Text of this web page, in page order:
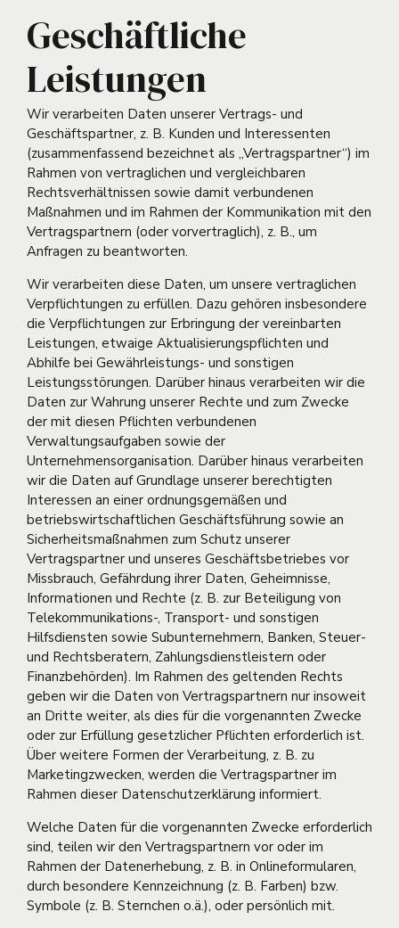
Geschäftliche
Leistungen
Wir verarbeiten Daten unserer Vertrags- und
Geschäftspartner, z. B. Kunden und Interessenten
(zusammenfassend bezeichnet als „Vertragspartner“) im
Rahmen von vertraglichen und vergleichbaren
Rechtsverhältnissen sowie damit verbundenen
Maßnahmen und im Rahmen der Kommunikation mit den
Vertragspartnern (oder vorvertraglich), z. B., um
Anfragen zu beantworten.
Wir verarbeiten diese Daten, um unsere vertraglichen
Verpflichtungen zu erfüllen. Dazu gehören insbesondere
die Verpflichtungen zur Erbringung der vereinbarten
Leistungen, etwaige Aktualisierungspflichten und
Abhilfe bei Gewährleistungs- und sonstigen
Leistungsstörungen. Darüber hinaus verarbeiten wir die
Daten zur Wahrung unserer Rechte und zum Zwecke
der mit diesen Pflichten verbundenen
Verwaltungsaufgaben sowie der
Unternehmensorganisation. Darüber hinaus verarbeiten
wir die Daten auf Grundlage unserer berechtigten
Interessen an einer ordnungsgemäßen und
betriebswirtschaftlichen Geschäftsführung sowie an
Sicherheitsmaßnahmen zum Schutz unserer
Vertragspartner und unseres Geschäftsbetriebes vor
Missbrauch, Gefährdung ihrer Daten, Geheimnisse,
Informationen und Rechte (z. B. zur Beteiligung von
Telekommunikations-, Transport- und sonstigen
Hilfsdiensten sowie Subunternehmern, Banken, Steuer-
und Rechtsberatern, Zahlungsdienstleistern oder
Finanzbehörden). Im Rahmen des geltenden Rechts
geben wir die Daten von Vertragspartnern nur insoweit
an Dritte weiter, als dies für die vorgenannten Zwecke
oder zur Erfüllung gesetzlicher Pflichten erforderlich ist.
Über weitere Formen der Verarbeitung, z. B. zu
Marketingzwecken, werden die Vertragspartner im
Rahmen dieser Datenschutzerklärung informiert.
Welche Daten für die vorgenannten Zwecke erforderlich
sind, teilen wir den Vertragspartnern vor oder im
Rahmen der Datenerhebung, z. B. in Onlineformularen,
durch besondere Kennzeichnung (z. B. Farben) bzw.
Symbole (z. B. Sternchen o.ä.), oder persönlich mit.